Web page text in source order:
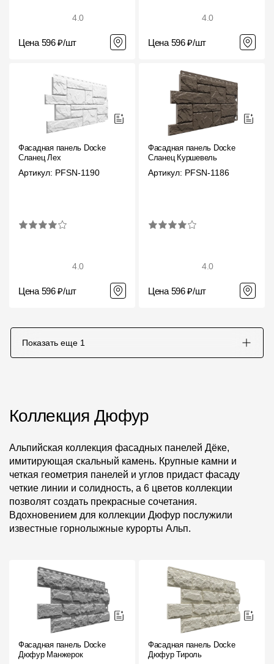
Предложения по сотрудничеству
Вакансии
Челябинская область
site@docke.ru
Режим работы
Пн-Пт - 10-19
Сб-Вс - выходной
4.0
Цена 596 ₽/шт
4.0
Цена 596 ₽/шт
Фасадная панель Docke
Сланец Лех
Артикул: PFSN-1190
4.0
Цена 596 ₽/шт
Фасадная панель Docke
Сланец Куршевель
Артикул: PFSN-1186
4.0
Цена 596 ₽/шт
Показать еще 1
Коллекция Дюфур
Альпийская коллекция фасадных панелей Дёке,
имитирующая скальный камень. Крупные камни и
четкая геометрия панелей и углов придаст фасаду
четкие линии и солидность, а 6 цветов коллекции
позволят создать прекрасные сочетания.
Вдохновением для коллекции Дюфур послужили
известные горнолыжные курорты Альп.
Фасадная панель Docke
Дюфур Манжерок
Фасадная панель Docke
Дюфур Тироль